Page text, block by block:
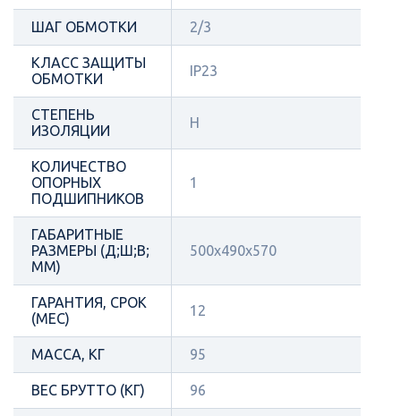
ШАГ ОБМОТКИ 2/3
КЛАСС ЗАЩИТЫ
ОБМОТКИ
IP23
СТЕПЕНЬ
ИЗОЛЯЦИИ
H
КОЛИЧЕСТВО
ОПОРНЫХ
ПОДШИПНИКОВ
1
ГАБАРИТНЫЕ
РАЗМЕРЫ (Д;Ш;В;
ММ)
500x490x570
ГАРАНТИЯ, СРОК
(МЕС)
12
МАССА, КГ 95
ВЕС БРУТТО (КГ) 96